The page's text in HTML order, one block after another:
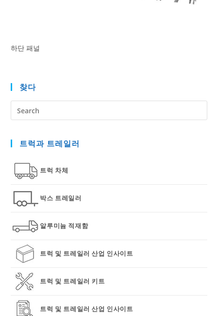
하단 패널
찾다
트럭과 트레일러
트럭 차체
박스 트레일러
알루미늄 적재함
트럭 및 트레일러 산업 인사이트
트럭 및 트레일러 키트
트럭 및 트레일러 산업 인사이트